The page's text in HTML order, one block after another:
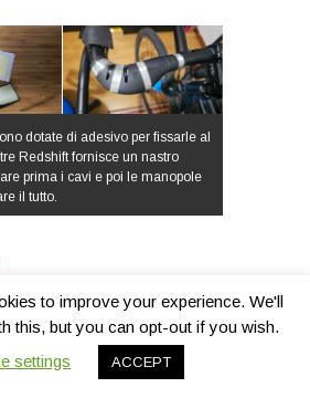
dotate di adesivo per fissarle al
Redshift fornisce un nastro
prima i cavi e poi le manopole
il tutto.
degli altri due
ha richiesto particolari
del “fai da te”, qui vi
visionare con
to improve your experience. We'll
this, but you can opt-out if you wish.
settings
ACCEPT